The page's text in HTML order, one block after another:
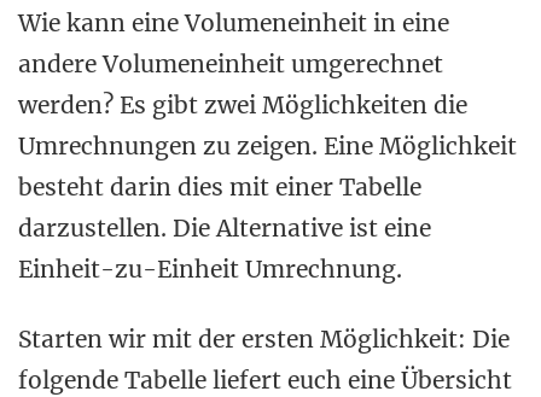
Wie kann eine Volumeneinheit in eine
andere Volumeneinheit umgerechnet
werden? Es gibt zwei Möglichkeiten die
Umrechnungen zu zeigen. Eine Möglichkeit
besteht darin dies mit einer Tabelle
darzustellen. Die Alternative ist eine
Einheit-zu-Einheit Umrechnung.
Starten wir mit der ersten Möglichkeit: Die
folgende Tabelle liefert euch eine Übersicht